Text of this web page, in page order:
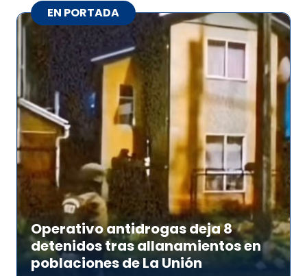
EN PORTADA
Operativo antidrogas deja 8
detenidos tras allanamientos en
poblaciones de La Unión